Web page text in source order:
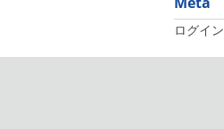
ログイン